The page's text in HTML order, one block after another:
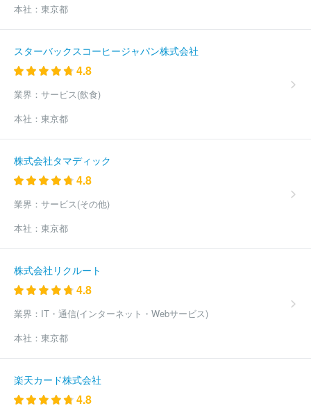
本社： 東京都
スターバックスコーヒージャパン株式会社
4.8
業界： サービス(飲食)
本社： 東京都
株式会社タマディック
4.8
業界： サービス(その他)
本社： 東京都
株式会社リクルート
4.8
業界： IT・通信(インターネット・Webサービス)
本社： 東京都
楽天カード株式会社
4.8